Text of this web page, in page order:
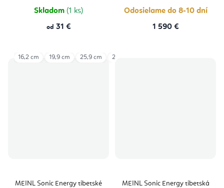
Skladom (1 ks)
od 31 €
Odosielame do 8-10 dní
1 590 €
MEINL Sonic Energy tibetské
16,2 cm 19,9 cm 25,9 cm 28,9 cm
MEINL Sonic Energy tibetská